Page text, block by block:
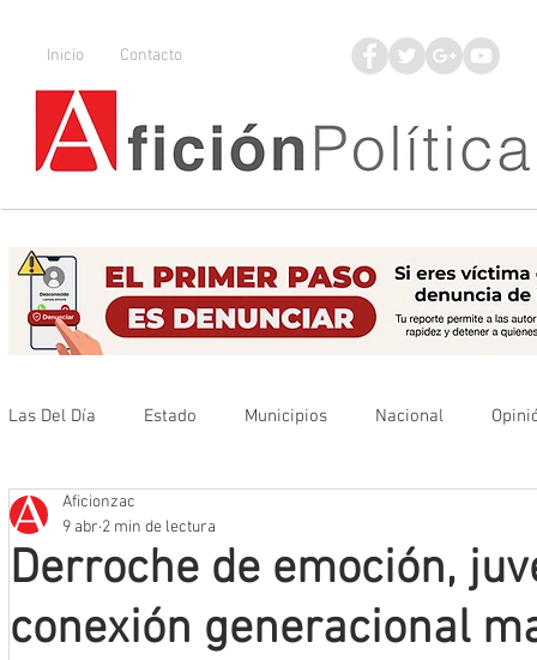
Inicio Contacto
Las Del Día Estado Municipios Nacional
Que no se olvide
Mineros LNBP
Derroche de emoción,
conexión generacional
Aficionzac
9 abr 2 min de lectura